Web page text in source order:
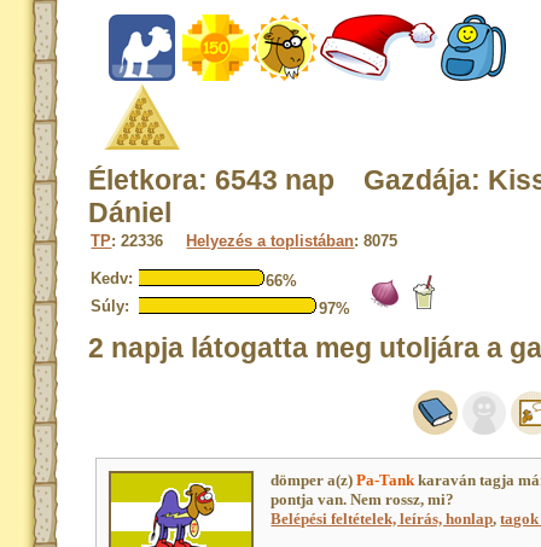
Életkora: 6543 nap Gazdája:
Dániel
TP: 22336 Helyezés a toplistában: 8075
Kedv:
66%
Súly:
97%
2 napja látogatta meg utoljára a
dömper a(z)Pa-Tankkaraván tagja
pontja van. Nem rossz, mi?
Belépési feltételek, leírás, honlap,